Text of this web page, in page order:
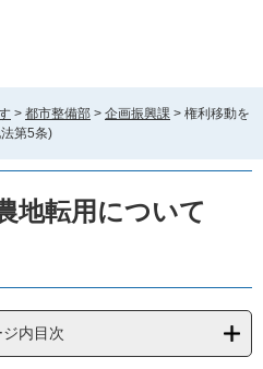
> 都市整備部 > 企画振興課 > 権利移動を
第5条)
地転用について
内目次